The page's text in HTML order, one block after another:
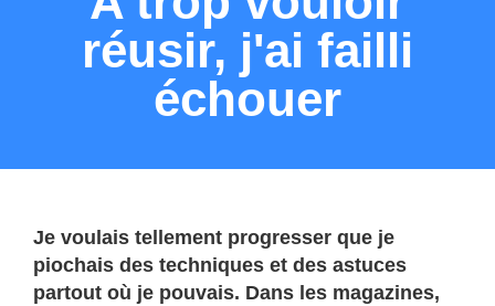
réusir, j'ai failli
échouer
Je voulais tellement progresser que je
piochais des techniques et des astuces
partout où je pouvais. Dans les magazines,